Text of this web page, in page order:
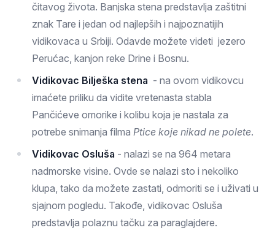
čitavog života. Banjska stena predstavlja zaštitni
znak Tare i jedan od najlepših i najpoznatijih
vidikovaca u Srbiji. Odavde možete videti jezero
Perućac, kanjon reke Drine i Bosnu.
Vidikovac Bilješka stena - na ovom vidikovcu
imaćete priliku da vidite vretenasta stabla
Pančićeve omorike i kolibu koja je nastala za
potrebe snimanja filma Ptice koje nikad ne polete.
Vidikovac Osluša - nalazi se na 964 metara
nadmorske visine. Ovde se nalazi sto i nekoliko
klupa, tako da možete zastati, odmoriti se i uživati u
sjajnom pogledu. Takođe, vidikovac Osluša
predstavlja polaznu tačku za paraglajdere.